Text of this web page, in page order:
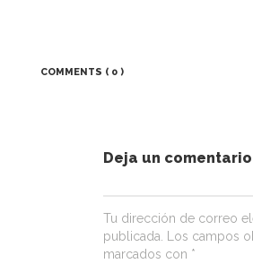
COMMENTS ( 0 )
Deja un comentario
Tu dirección de correo
publicada. Los campos
marcados con *